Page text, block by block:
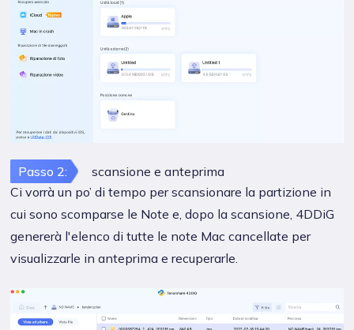
Passo 2:
scansione e anteprima
Ci vorrà un po’ di tempo per scansionare la partizione in
cui sono scomparse le Note e, dopo la scansione, 4DDiG
genererà l'elenco di tutte le note Mac cancellate per
visualizzarle in anteprima e recuperarle.